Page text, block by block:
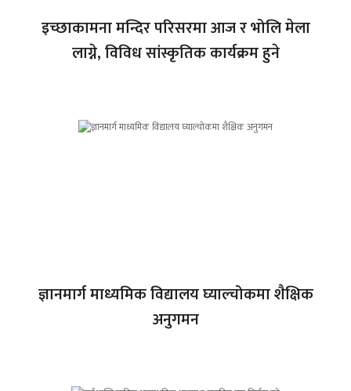
इच्छाकामना मन्दिर परिसरमा आज र भोलि मेला
लाग्ने, विविध सांस्कृतिक कार्यक्रम हुने
ज्ञानमार्ग माध्यमिक विद्यालय घ्याल्चोकमा शैक्षिक
अनुगमन